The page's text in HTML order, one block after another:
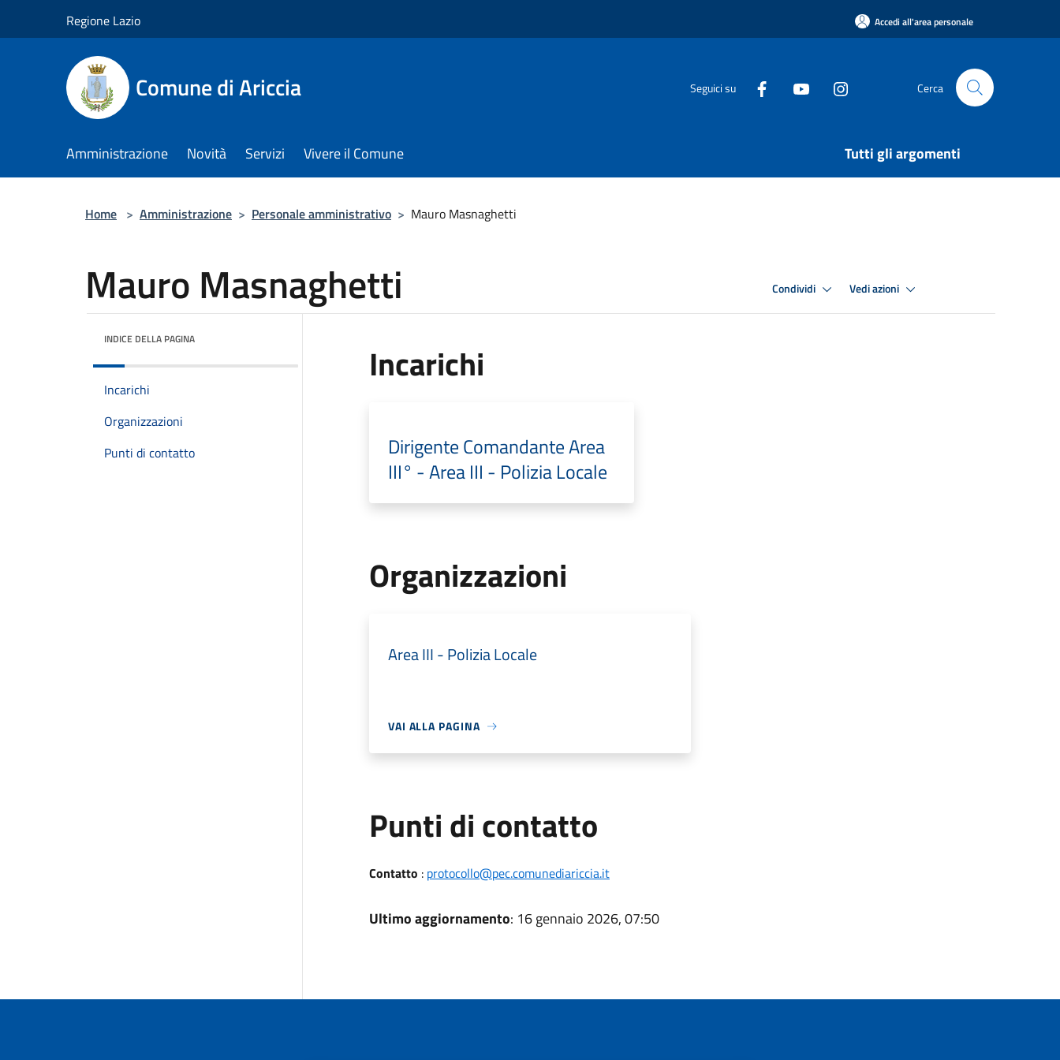
Regione Lazio Accedi all'area personale
Comune di Ariccia Seguici su Cerca
Amministrazione Novità Servizi Vivere il Comune Tutti gli argomenti
Home > Amministrazione > Personale amministrativo > Mauro Masnaghetti
Mauro Masnaghetti Condividi Vedi azioni
INDICE DELLA PAGINA
Incarichi
Organizzazioni
Punti di contatto
Incarichi
Dirigente Comandante Area
III° - Area III - Polizia Locale
Organizzazioni
Area III - Polizia Locale
VAI ALLA PAGINA
Punti di contatto
Contatto : protocollo@pec.comunediariccia.it
Ultimo aggiornamento: 16 gennaio 2026, 07:50